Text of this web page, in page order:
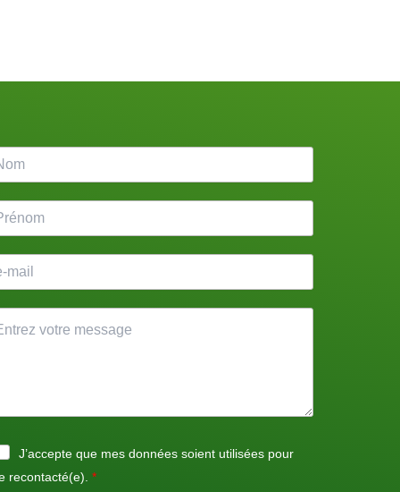
J’accepte que mes données soient utilisées pour
recontacté(e).